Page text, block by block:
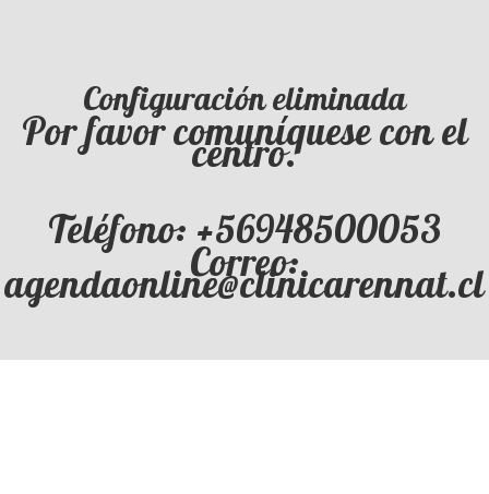
Configuración eliminada
Por favor comuníquese con el
centro.
Teléfono: +56948500053
Correo:
agendaonline@clinicarennat.cl